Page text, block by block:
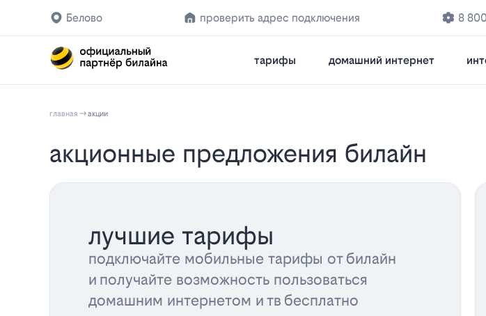
Белово проверить адрес подключения 8
тарифы домашний интернет
главная акции
акционные предложения билайн
лучшие тарифы
подключайте мобильные тарифы от билайн
и получайте возможность пользоваться
домашним интернетом и тв бесплатно